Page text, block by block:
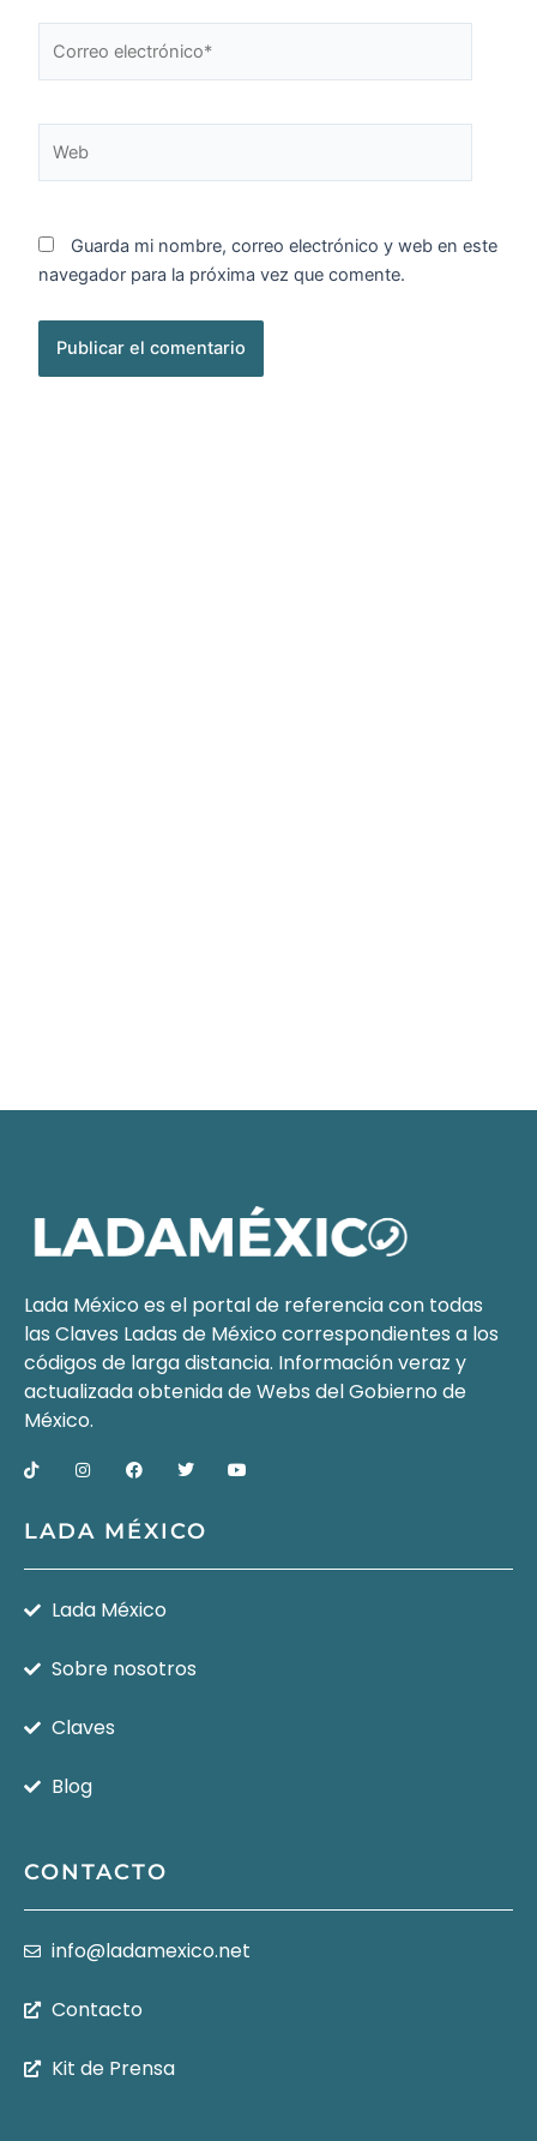
Guarda mi nombre, correo electrónico y web en este
navegador para la próxima vez que comente.
Lada México es el portal de referencia con todas
las Claves Ladas de México correspondientes a los
códigos de larga distancia. Información veraz y
actualizada obtenida de Webs delGobierno de
México.
LADA MÉXICO
Lada México
Sobre nosotros
Claves
Blog
CONTACTO
info@ladamexico.net
Contacto
Kit de Prensa